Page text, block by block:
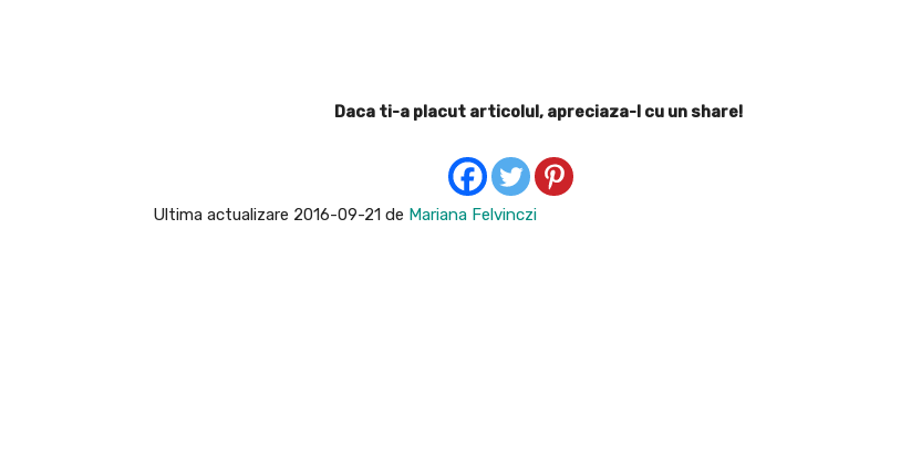
Daca ti-a placut articolul, apreciaza-l cu un share!
Ultima actualizare 2016-09-21 de Mariana Felvinczi